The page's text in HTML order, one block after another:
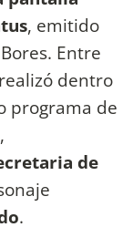
, emitido
. Entre
dentro
programa de
,
de
.